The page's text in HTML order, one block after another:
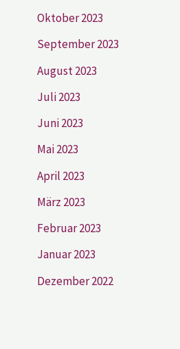
Oktober 2023
September 2023
August 2023
Juli 2023
Juni 2023
Mai 2023
April 2023
März 2023
Februar 2023
Januar 2023
Dezember 2022